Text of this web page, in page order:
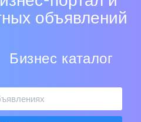
объявлений
Бизнес каталог